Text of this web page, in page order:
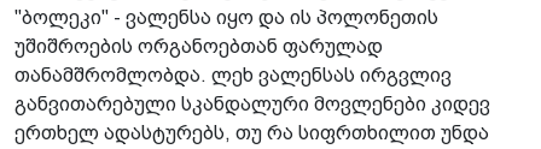
"ბოლეკი" - ვალენსა იყო და ის პოლონეთის
უშიშროების ორგანოებთან ფარულად
თანამშრომლობდა. ლეხ ვალენსას ირგვლივ
განვითარებული სკანდალური მოვლენები კიდევ
ერთხელ ადასტურებს, თუ რა სიფრთხილით უნდა